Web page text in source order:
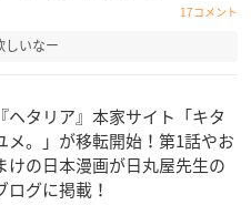
17コメント
しいなー
『ヘタリア』本家サイト「キタ
メ。」が移転開始！第1話やお
けの日本漫画が日丸屋先生の
ログに掲載！